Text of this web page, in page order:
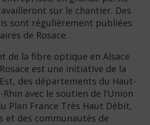
sur le chantier. Des
sont régulièrement publiées
de Rosace.
de la fibre optique en Alsace
est une initiative de la
des départements du Haut-
avec le soutien de l’Union
Plan France Très Haut Débit,
et des communautés de